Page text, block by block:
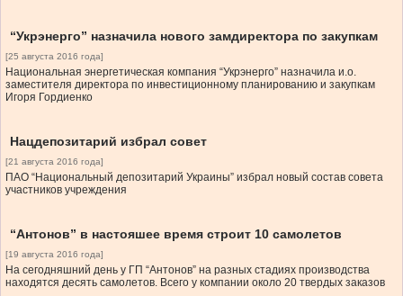
“Укрэнерго” назначила нового замдиректора по закупкам
[25 августа 2016 года]
Национальная энергетическая компания “Укрэнерго” назначила и.о.
заместителя директора по инвестиционному планированию и закупкам
Игоря Гордиенко
Нацдепозитарий избрал совет
[21 августа 2016 года]
ПАО “Национальный депозитарий Украины” избрал новый состав совета
участников учреждения
“Антонов” в настояшее время строит 10 самолетов
[19 августа 2016 года]
На сегодняшний день у ГП “Антонов” на разных стадиях производства
находятся десять самолетов. Всего у компании около 20 твердых заказов